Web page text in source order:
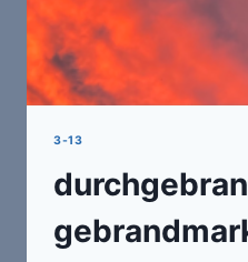
3-13